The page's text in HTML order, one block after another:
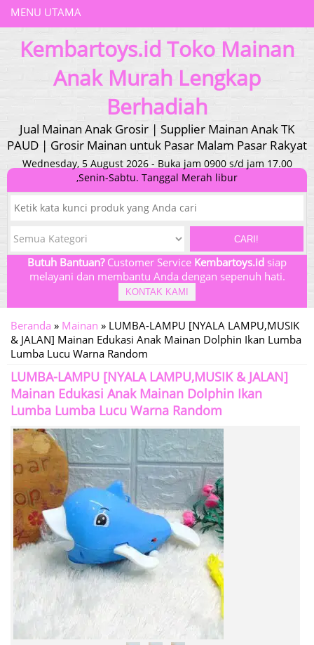
MENU UTAMA
Kembartoys.id Toko Mainan
Anak Murah Lengkap
Berhadiah
Jual Mainan Anak Grosir | Supplier Mainan Anak TK
PAUD | Grosir Mainan untuk Pasar Malam Pasar Rakyat
Wednesday, 5 August 2026 - Buka jam 0900 s/d jam 17.00
,Senin-Sabtu. Tanggal Merah libur
CARI!
Butuh Bantuan?Customer Service Kembartoys.id siap
melayani dan membantu Anda dengan sepenuh hati.
KONTAK KAMI
Beranda » Mainan » LUMBA-LAMPU [NYALA LAMPU,MUSIK
& JALAN] Mainan Edukasi Anak Mainan Dolphin Ikan Lumba
Lumba Lucu Warna Random
LUMBA-LAMPU [NYALA LAMPU,MUSIK & JALAN]
Mainan Edukasi Anak Mainan Dolphin Ikan
Lumba Lumba Lucu Warna Random